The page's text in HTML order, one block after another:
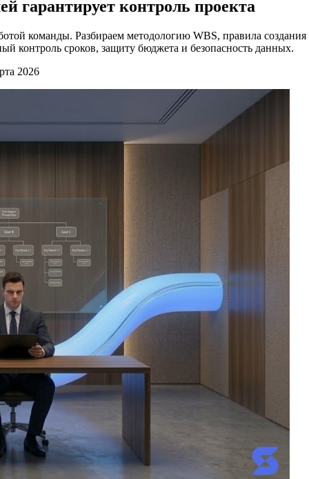
гарантирует контроль проекта
команды. Разбираем методологию WBS, правила
контроль сроков, защиту бюджета и безопасность данных.
2026